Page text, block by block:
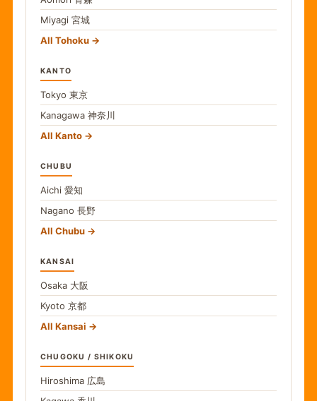
Miyagi 宮城
All Tohoku
KANTO
Tokyo 東京
Kanagawa 神奈川
All Kanto
CHUBU
Aichi 愛知
Nagano 長野
All Chubu
KANSAI
Osaka 大阪
Kyoto 京都
All Kansai
CHUGOKU / SHIKOKU
Hiroshima 広島